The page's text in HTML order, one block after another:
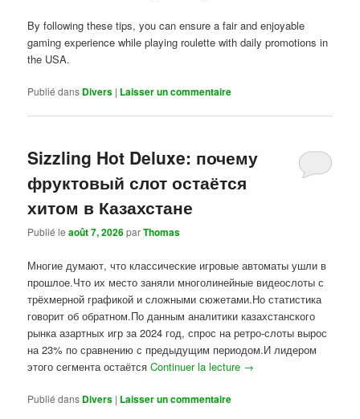
By following these tips, you can ensure a fair and enjoyable
gaming experience while playing roulette with daily promotions in
the USA.
Publié dans Divers | Laisser un commentaire
Sizzling Hot Deluxe: почему
фруктовый слот остаётся
хитом в Казахстане
Publié leaoût 7, 2026parThomas
Многие думают, что классические игровые автоматы ушли в
прошлое.Что их место заняли многолинейные видеослоты с
трёхмерной графикой и сложными сюжетами.Но статистика
говорит об обратном.По данным аналитики казахстанского
рынка азартных игр за 2024 год, спрос на ретро-слоты вырос
на 23% по сравнению с предыдущим периодом.И лидером
этого сегмента остаётсяContinuer la lecture →
Publié dans Divers | Laisser un commentaire